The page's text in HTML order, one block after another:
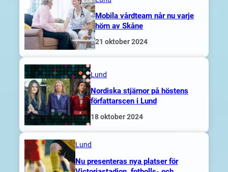
Mobila vårdteam når nu varje
hörn av Skåne
21 oktober 2024
Lund
Nordiska stjärnor på höstens
författarscen i Lund
18 oktober 2024
Lund
Nu presenteras nya platser för